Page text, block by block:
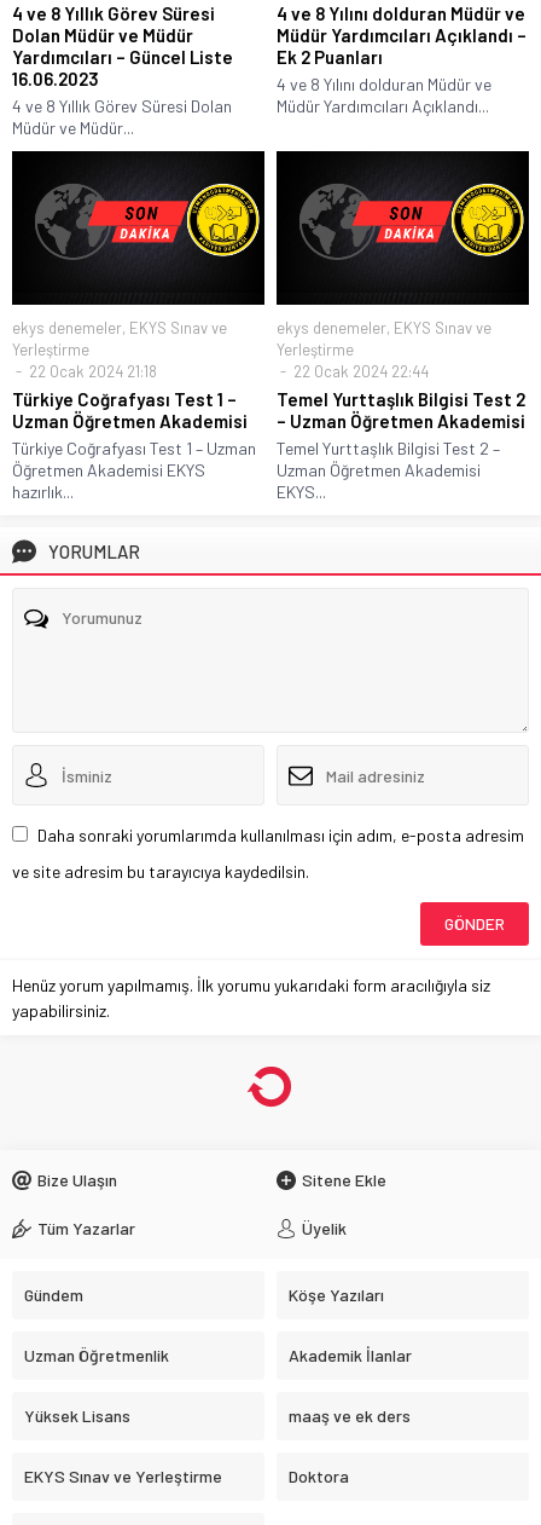
4 ve 8 Yıllık Görev Süresi
Dolan Müdür ve Müdür
Yardımcıları – Güncel Liste
16.06.2023
4 ve 8 Yıllık Görev Süresi Dolan
Müdür ve Müdür...
4 ve 8 Yılını dolduran Müdür ve
Müdür Yardımcıları Açıklandı –
Ek 2 Puanları
4 ve 8 Yılını dolduran Müdür ve
Müdür Yardımcıları Açıklandı...
ekys denemeler, EKYS Sınav ve
Yerleştirme
22 Ocak 2024 21:18
Türkiye Coğrafyası Test 1 –
Uzman Öğretmen Akademisi
Türkiye Coğrafyası Test 1 – Uzman
Öğretmen Akademisi EKYS
hazırlık...
ekys denemeler, EKYS Sınav ve
Yerleştirme
22 Ocak 2024 22:44
Temel Yurttaşlık Bilgisi Test 2
– Uzman Öğretmen Akademisi
Temel Yurttaşlık Bilgisi Test 2 –
Uzman Öğretmen Akademisi
EKYS...
YORUMLAR
Daha sonraki yorumlarımda kullanılması için adım, e-posta adresim
ve site adresim bu tarayıcıya kaydedilsin.
Henüz yorum yapılmamış. İlk yorumu yukarıdaki form aracılığıyla siz
yapabilirsiniz.
Bize Ulaşın Sitene Ekle
Tüm Yazarlar Üyelik
Gündem Köşe Yazıları
Uzman Öğretmenlik Akademik İlanlar
Yüksek Lisans maaş ve ek ders
EKYS Sınav ve Yerleştirme Doktora